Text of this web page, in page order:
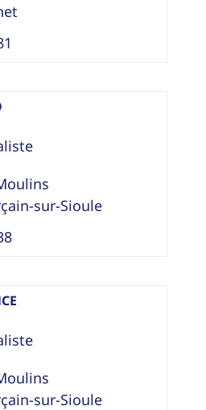
sur-Sioule
sur-Sioule